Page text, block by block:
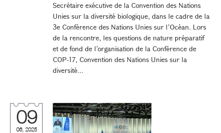
Secrétaire exécutive de la Convention des Nations
Unies sur la diversité biologique, dans le cadre de la
3e Conférence des Nations Unies sur l’Océan. Lors
de la rencontre, les questions de nature préparatif
et de fond de l’organisation de la Conférence de
COP-17, Convention des Nations Unies sur la
diversité...
09
06, 2025